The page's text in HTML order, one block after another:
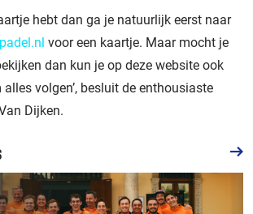
hebt dan ga je natuurlijk eerst naar
voor een kaartje. Maar mocht je
dan kun je op deze website ook
volgen’, besluit de enthousiaste
Dijken.